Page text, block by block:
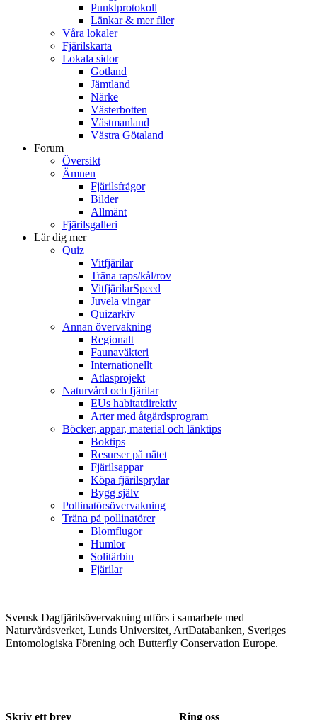
Punktprotokoll
Länkar & mer filer
Våra lokaler
Fjärilskarta
Lokala sidor
Gotland
Jämtland
Närke
Västerbotten
Västmanland
Västra Götaland
Forum
Översikt
Ämnen
Fjärilsfrågor
Bilder
Allmänt
Fjärilsgalleri
Lär dig mer
Quiz
Vitfjärilar
Träna raps/kål/rov
VitfjärilarSpeed
Juvela vingar
Quizarkiv
Annan övervakning
Regionalt
Faunaväkteri
Internationellt
Atlasprojekt
Naturvård och fjärilar
EUs habitatdirektiv
Arter med åtgärdsprogram
Böcker, appar, material och länktips
Boktips
Resurser på nätet
Fjärilsappar
Köpa fjärilsprylar
Bygg själv
Pollinatörsövervakning
Träna på pollinatörer
Blomflugor
Humlor
Solitärbin
Fjärilar
Svensk Dagfjärilsövervakning utförs i samarbete med
Naturvårdsverket, Lunds Universitet, ArtDatabanken, Sveriges
Entomologiska Förening och Butterfly Conservation Europe.
Skriv ett brev Ring oss